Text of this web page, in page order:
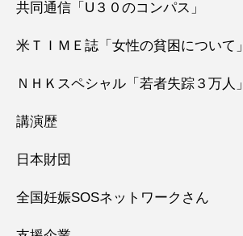
共同通信「U３０のコンパス」
米ＴＩＭＥ誌「女性の貧困について」
ＮＨＫスペシャル「若者失踪３万人」
講演歴
日本財団
全国妊娠SOSネットワークさん